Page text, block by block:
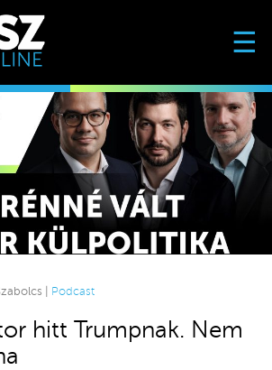
☰
| Podcast
hitt Trumpnak. Nem